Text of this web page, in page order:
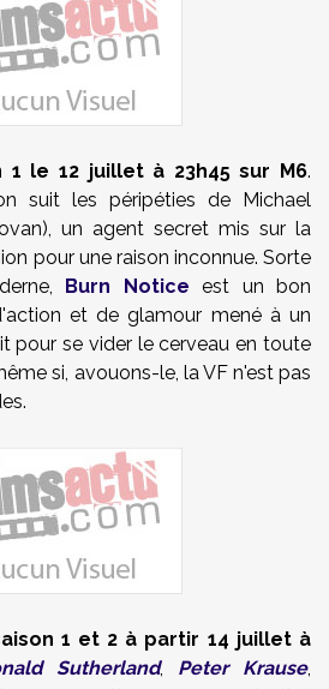
1 le 12 juillet à 23h45 sur M6.
suit les péripéties de Michael
un agent secret mis sur la
pour une raison inconnue. Sorte
Burn Notice est un bon
et de glamour mené à un
pour se vider le cerveau en toute
si, avouons-le, la VF n'est pas
1 et 2 à partir 14 juillet à
Sutherland, Peter Krause,